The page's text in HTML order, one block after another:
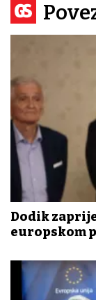
Dodik
europskom